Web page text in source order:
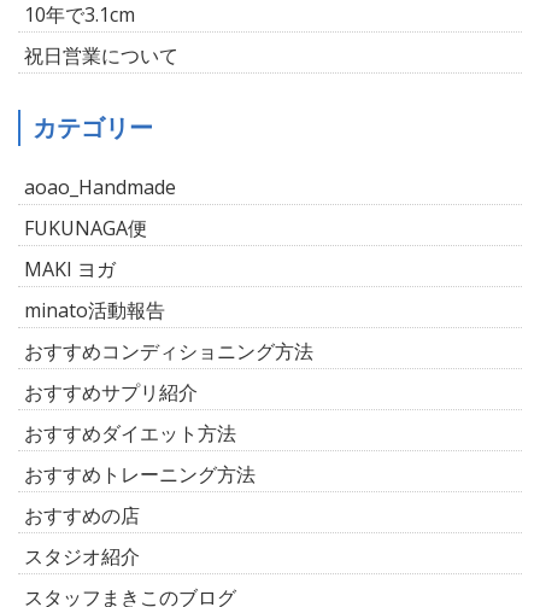
10年で3.1cm
祝日営業について
カテゴリー
aoao_Handmade
FUKUNAGA便
MAKI ヨガ
minato活動報告
おすすめコンディショニング方法
おすすめサプリ紹介
おすすめダイエット方法
おすすめトレーニング方法
おすすめの店
スタジオ紹介
スタッフまきこのブログ